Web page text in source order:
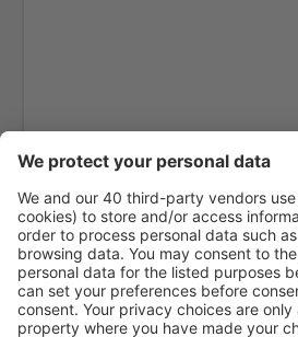
Kozani Airport (KZI)
Lemnos Airport (LXS)
Leros Island Airport (LRS)
Thessaloniki Makedonia (SKG)
Milos National Airport (MLO)